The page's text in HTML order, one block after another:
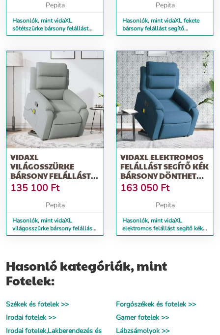
Pepita
Hasonlók, mint vidaXL
sötétszürke bársony felállást
segítő dönthető masszázsfotel
Pepita
Hasonlók, mint vidaXL fekete
bársony felállást segítő
dönthető masszázsfotel
VIDAXL
VILÁGOSSZÜRKE
BÁRSONY FELÁLLÁST
SEGÍTŐ DÖNTHETŐ
MASSZÁZSFOTEL
135 100 Ft
Pepita
Hasonlók, mint vidaXL
világosszürke bársony felállást
segítő dönthető masszázsfotel
VIDAXL ELEKTROMOS
FELÁLLÁST SEGÍTŐ KÉK
BÁRSONY DÖNTHETŐ
MASSZÁZSFOTEL
163 050 Ft
Pepita
Hasonlók, mint vidaXL
elektromos felállást segítő kék
bársony dönthető
Hasonló kategóriák, mint
Fotelek:
Székek és fotelek >>
Forgószékek és fotelek >>
Irodai fotelek >>
Gamer fotelek >>
Irodai fotelek,Lakberendezés és
Lábzsámolyok >>